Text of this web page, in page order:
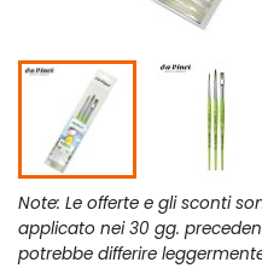
Note: Le offerte e gli sconti
applicato nei 30 gg.
potrebbe differire